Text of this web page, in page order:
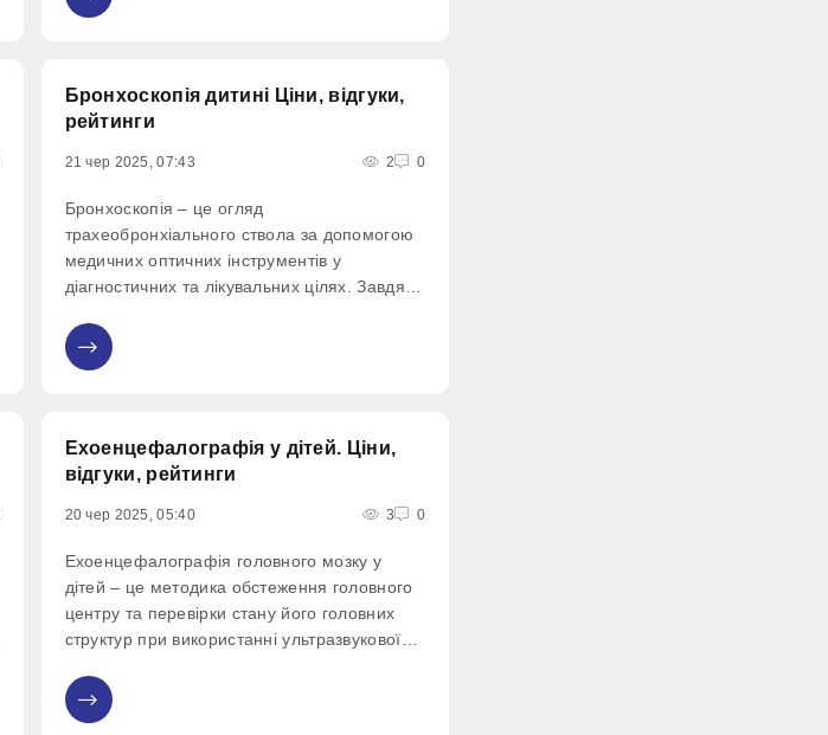
Бронхоскопія дитині Ціни, відгуки,
рейтинги
21 чер 2025, 07:43 2 0
Бронхоскопія – це огляд
трахеобронхіального ствола за допомогою
медичних оптичних інструментів у
діагностичних та лікувальних цілях. Завдяки
дістати сторонній предмет, що застряг у
малюка, діагностувати небезпечні запальні
Ехоенцефалографія у дітей. Ціни,
відгуки, рейтинги
20 чер 2025, 05:40 3 0
Ехоенцефалографія головного мозку у
дітей – це методика обстеження головного
центру та перевірки стану його головних
структур при використанні ультразвукової